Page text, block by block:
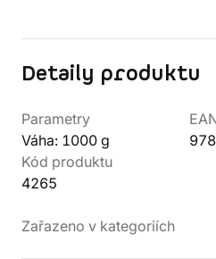
Detaily produktu
Parametry
Váha: 1000 g
Kód produktu
4265
Zařazeno v kategoriích